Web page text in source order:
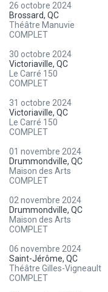
26 octobre 2024
Brossard, QC
Théâtre Manuvie
COMPLET
30 octobre 2024
Victoriaville, QC
Le Carré 150
COMPLET
31 octobre 2024
Victoriaville, QC
Le Carré 150
COMPLET
01 novembre 2024
Drummondville, QC
Maison des Arts
COMPLET
02 novembre 2024
Drummondville, QC
Maison des Arts
COMPLET
06 novembre 2024
Saint-Jérôme, QC
Théâtre Gilles-Vigneault
COMPLET